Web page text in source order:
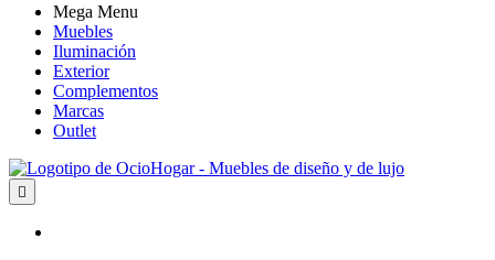
Mega Menu
Muebles
Iluminación
Exterior
Complementos
Marcas
Outlet
